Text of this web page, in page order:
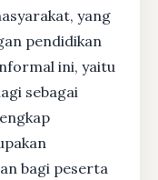
yang
pendidikan
ini, yaitu
sebagai
bagi peserta